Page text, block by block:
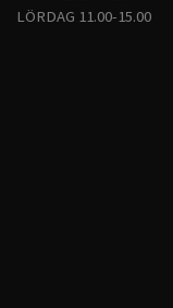
LÖRDAG 11.00-15.00